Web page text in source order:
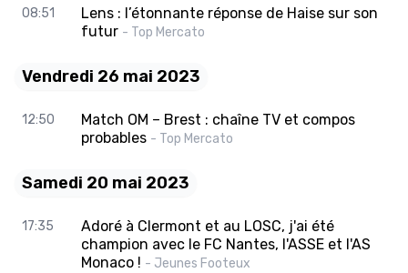
08:51
Lens : l’étonnante réponse de Haise sur son
futur - Top Mercato
Vendredi 26 mai 2023
12:50
Match OM – Brest : chaîne TV et compos
probables - Top Mercato
Samedi 20 mai 2023
17:35
Adoré à Clermont et au LOSC, j'ai été
champion avec le FC Nantes, l'ASSE et l'AS
Monaco ! - Jeunes Footeux